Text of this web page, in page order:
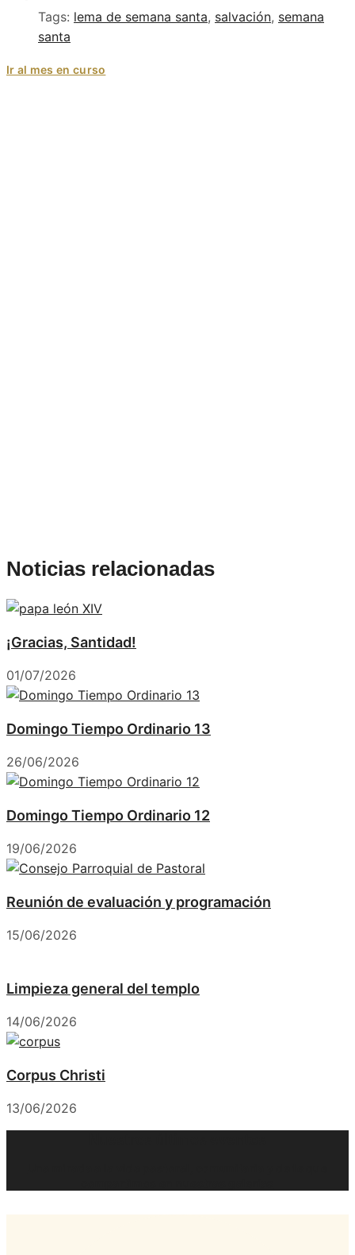
Tags: lema de semana santa, salvación, semana
santa
Ir al mes en curso
Noticias relacionadas
¡Gracias, Santidad!
01/07/2026
Domingo Tiempo Ordinario 13
26/06/2026
Domingo Tiempo Ordinario 12
19/06/2026
Reunión de evaluación y programación
15/06/2026
Limpieza general del templo
14/06/2026
Corpus Christi
13/06/2026